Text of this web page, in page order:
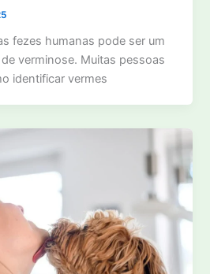
fezes humanas pode ser um
verminose. Muitas pessoas
identificar vermes